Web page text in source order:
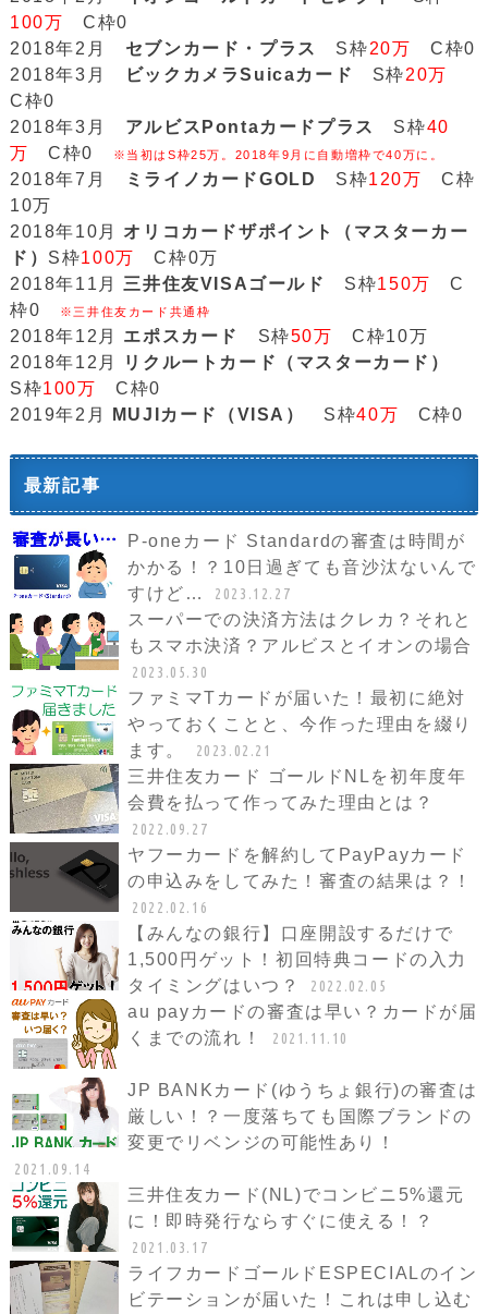
100万 C枠0
2018年2月 セブンカード・プラス S枠20万 C枠0
2018年3月
ビックカメラSuicaカード S枠20万
C枠0
2018年3月 アルビスPontaカードプラス S枠40
万 C枠0 ※当初はS枠25万。2018年9月に自動増枠で40万に。
2018年7月 ミライノカードGOLD S枠120万 C枠
10万
2018年10月 オリコカードザポイント（マスターカー
ド） S枠100万
C枠0万
2018年11月 三井住友VISAゴールド S枠150万
C
枠0
※三井住友カード共通枠
2018年12月 エポスカード S枠50万 C枠10万
2018年12月
リクルートカード（マスターカード）
S枠100万 C枠0
2019年2月
MUJIカード（VISA） S枠40万 C枠0
最新記事
P-oneカード Standardの審査は時間が
かかる！？10日過ぎても音沙汰ないんで
すけど…
2023.12.27
スーパーでの決済方法はクレカ？それと
もスマホ決済？アルビスとイオンの場合
2023.05.30
ファミマTカードが届いた！最初に絶対
やっておくことと、今作った理由を綴り
ます。
2023.02.21
三井住友カード ゴールドNLを初年度年
会費を払って作ってみた理由とは？
2022.09.27
ヤフーカードを解約してPayPayカード
の申込みをしてみた！審査の結果は？！
2022.02.16
【みんなの銀行】口座開設するだけで
1,500円ゲット！初回特典コードの入力
タイミングはいつ？
2022.02.05
au payカードの審査は早い？カードが届
くまでの流れ！
2021.11.10
JP BANKカード(ゆうちょ銀行)の審査は
厳しい！？一度落ちても国際ブランドの
変更でリベンジの可能性あり！
2021.09.14
三井住友カード(NL)でコンビニ5%還元
に！即時発行ならすぐに使える！？
2021.03.17
ライフカードゴールドESPECIALのイン
ビテーションが届いた！これは申し込む